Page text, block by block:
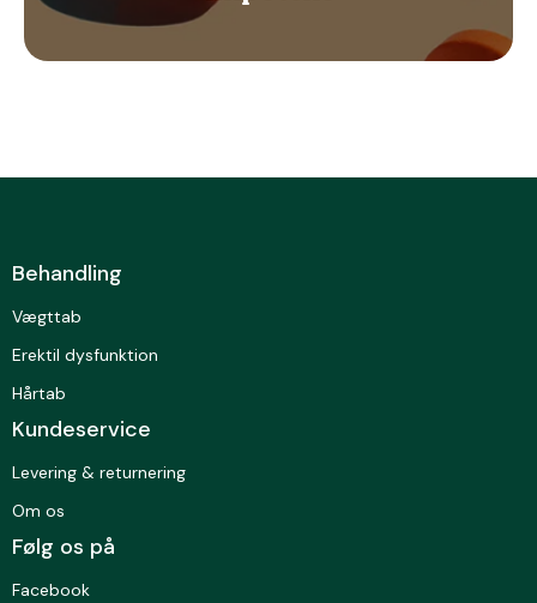
Behandling
Vægttab
Erektil dysfunktion
Hårtab
Kundeservice
Levering & returnering
Om os
Følg os på
Facebook